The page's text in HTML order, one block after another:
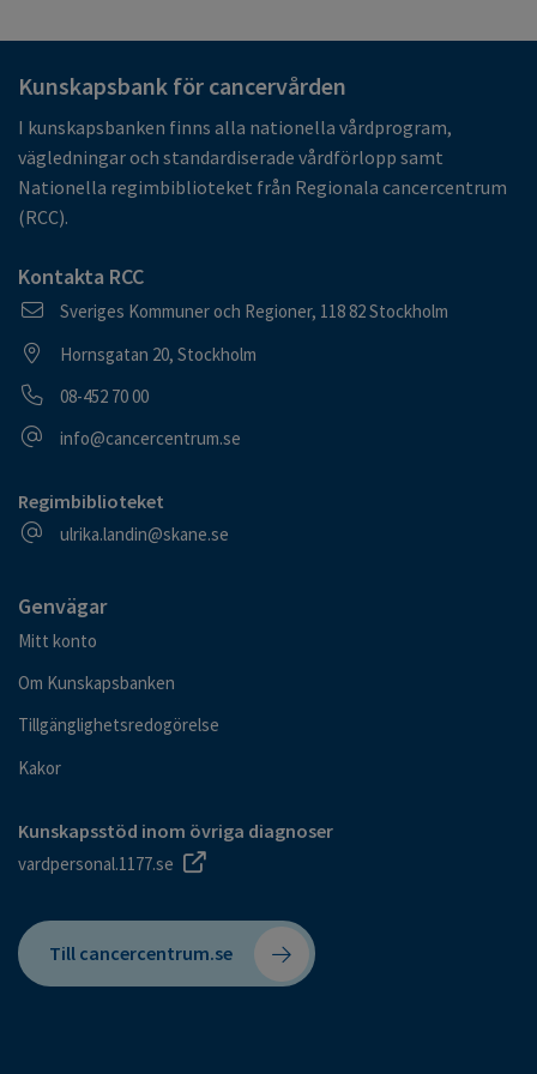
Kunskapsbank för cancervården
I kunskapsbanken finns alla nationella vårdprogram,
vägledningar och standardiserade vårdförlopp samt
Nationella regimbiblioteket från Regionala cancercentrum
(RCC).
Kontakta RCC
Postadress
Sveriges Kommuner och Regioner, 118 82 Stockholm
Besöksadress
Hornsgatan 20, Stockholm
Telefonnummer
08-452 70 00
E-postadress
info@cancercentrum.se
Regimbiblioteket
E-postadress
ulrika.landin@skane.se
Genvägar
Mitt konto
Om Kunskapsbanken
Tillgänglighetsredogörelse
Kakor
Kunskapsstöd inom övriga diagnoser
vardpersonal.1177.se
Till cancercentrum.se